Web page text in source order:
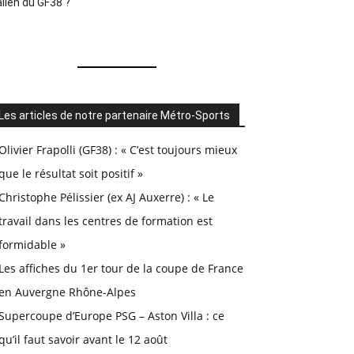
Les articles de notre partenaire Métro-Sports
Frapolli (GF38) : « C’est toujours mieux
le résultat soit positif »
Pélissier (ex AJ Auxerre) : « Le
dans les centres de formation est
»
Les affiches du 1er tour de la coupe de France
Auvergne Rhône-Alpes
d’Europe PSG – Aston Villa : ce
faut savoir avant le 12 août